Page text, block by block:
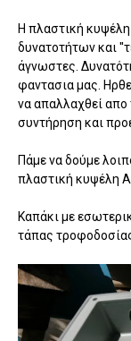
Η πλαστική
δυνατοτήτων και
άγνωστες.
φαντασια μας.
να απαλλαχθεί απο
συντήρηση και
Πάμε να δούμε
πλαστική κυψέλη
Καπάκι με
τάπας